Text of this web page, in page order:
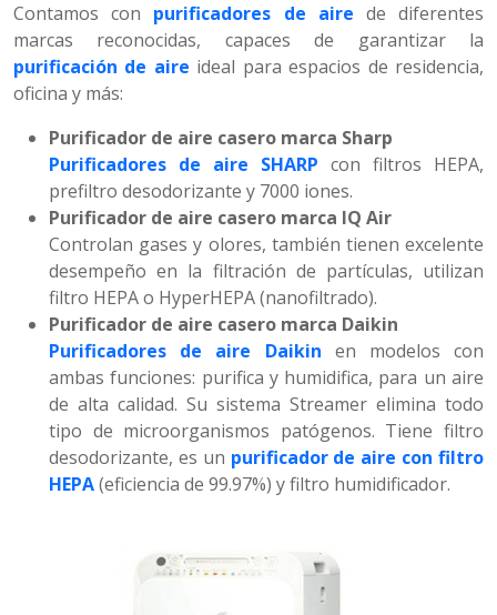
Contamos con purificadores de aire de diferentes
marcas reconocidas, capaces de garantizar la
purificación de aire ideal para espacios de residencia,
oficina y más:
Purificador de aire casero marca Sharp
Purificadores de aire SHARP con filtros HEPA,
prefiltro desodorizante y 7000 iones.
Purificador de aire casero marca IQ Air
Controlan gases y olores, también tienen excelente
desempeño en la filtración de partículas, utilizan
filtro HEPA o HyperHEPA (nanofiltrado).
Purificador de aire casero marca Daikin
Purificadores de aire Daikin en modelos con
ambas funciones: purifica y humidifica, para un aire
de alta calidad. Su sistema Streamer elimina todo
tipo de microorganismos patógenos. Tiene filtro
desodorizante, es un purificador de aire con filtro
HEPA(eficiencia de 99.97%) y filtro humidificador.